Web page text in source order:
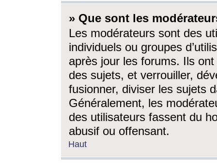
» Que sont les
Les modérateurs sont des
individuels ou groupes
après jour les forums. Ils ont
des sujets, et verrouiller,
fusionner, diviser les sujets
Généralement, les
des utilisateurs fassent du
abusif ou offensant.
Haut